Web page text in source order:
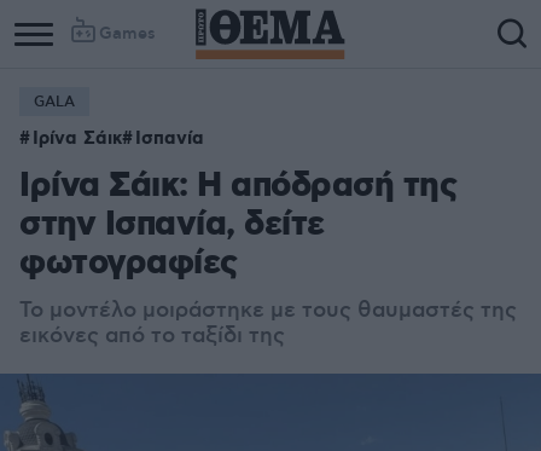
Games
GALA
Ιρίνα Σάικ Ισπανία
Ιρίνα Σάικ: Η απόδρασή της
στην Ισπανία, δείτε
φωτογραφίες
Το μοντέλο μοιράστηκε με τους θαυμαστές της
εικόνες από το ταξίδι της